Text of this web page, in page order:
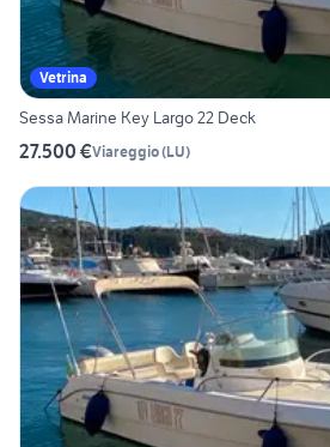
Vetrina
Sessa Marine Key Largo 22 Deck
27.500 €Viareggio(LU)